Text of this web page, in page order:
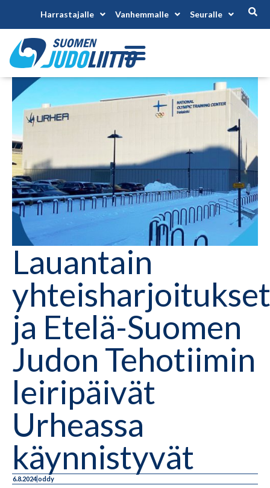
Harrastajalle Vanhemmalle Seuralle
Lauantain
yhteisharjoitukset
ja Etelä-Suomen
Judon Tehotiimin
leiripäivät
Urheassa
käynnistyvät
6.8.2024oddy